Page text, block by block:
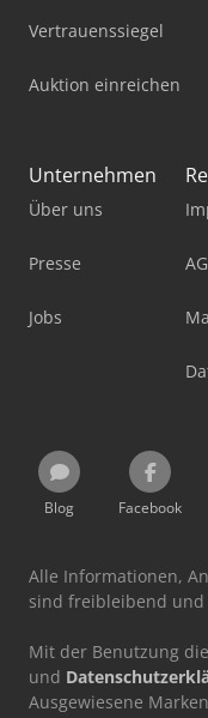
Vertrauenssiegel
Auktion einreichen
Unternehmen
Über uns
Presse
Jobs
Blog Facebook
Alle Informationen,
sind freibleibend
Mit der Benutzung
und
Ausgewiesene